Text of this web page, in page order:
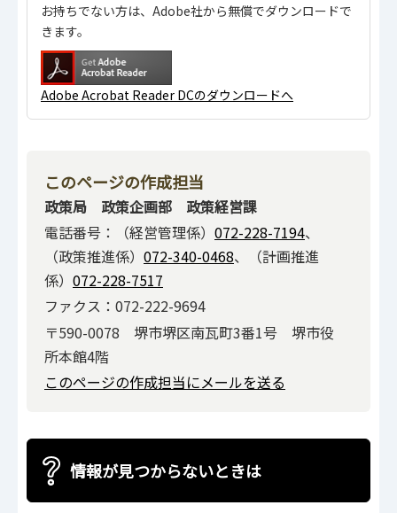
お持ちでない方は、Adobe社から無償でダウンロードで
きます。
Adobe Acrobat Reader DCのダウンロードへ
このページの作成担当
政策局 政策企画部 政策経営課
電話番号：（経営管理係） 072-228-7194、
（政策推進係） 072-340-0468、（計画推進
係） 072-228-7517
ファクス：072-222-9694
〒590-0078 堺市堺区南瓦町3番1号 堺市役
所本館4階
このページの作成担当にメールを送る
情報が見つからないときは